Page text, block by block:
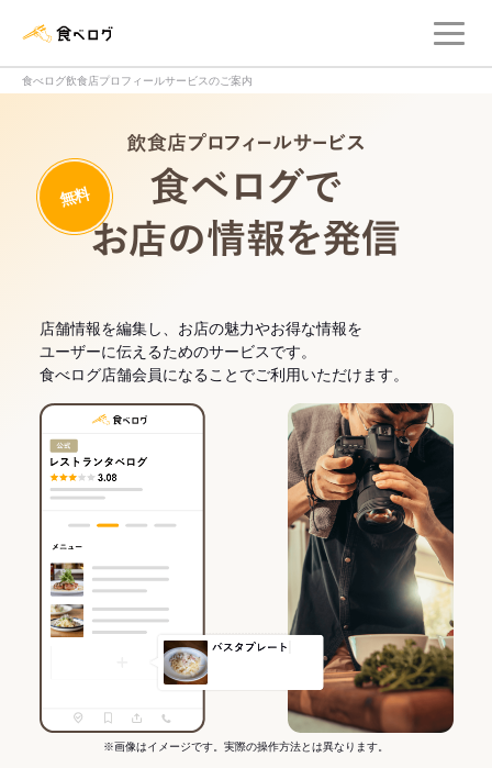
食べログ飲食店プロフィールサービスのご案内
無料
店舗情報を編集し、お店の魅力やお得な情報を
ユーザーに伝えるためのサービスです。
食べログ店舗会員になることでご利用いただけます。
※画像はイメージです。実際の操作方法とは異なります。